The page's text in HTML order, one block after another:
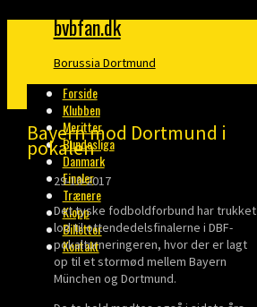
bvbfan.dk
Borussia Dortmund
Forside
Klubben
Meritter
Bundesliga
Danmark
Finaler
Trænere
Klopp
Billetter
Kontakt
Bayern mod Dortmund i
pokalen
29-10-2017
Det tyske fodboldforbund har trukket
lod til ottendedelsfinalerne i DBF-
pokalturneringeren, hvor der er lagt
op til et stormød mellem Bayern
München og Dortmund.